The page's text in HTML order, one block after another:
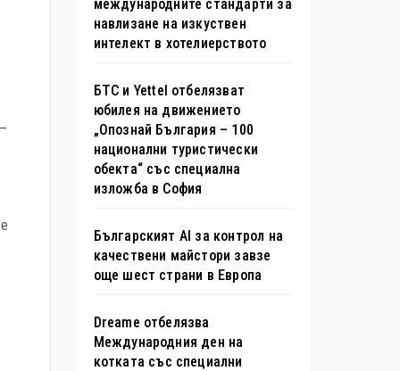
международните стандарти за
навлизане на изкуствен
интелект в хотелиерството
БТС и Yettel отбелязват
юбилея на движението
„Опознай България – 100
национални туристически
обекта“ със специална
изложба в София
Българският AI за контрол на
качествени майстори завзе
още шест страни в Европа
Dreame отбелязва
Международния ден на
котката със специални